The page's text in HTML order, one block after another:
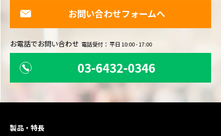
お問い合わせフォームへ
お電話でお問い合わせ 電話受付： 平日 10:00 - 17:00
03-6432-0346
製品・特長